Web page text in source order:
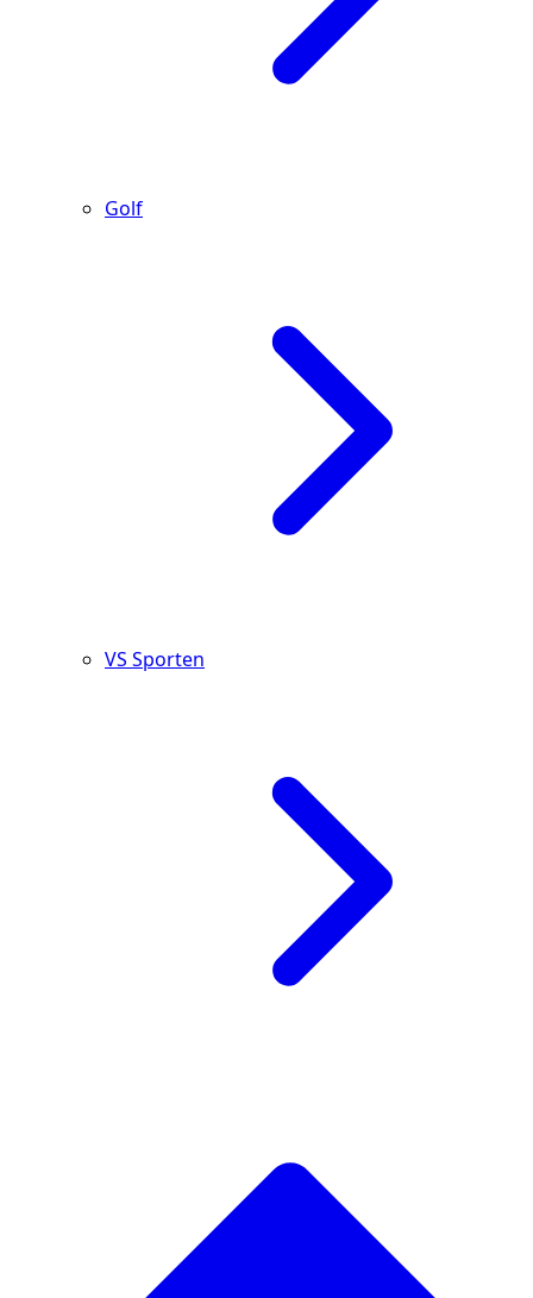
Golf
VS Sporten